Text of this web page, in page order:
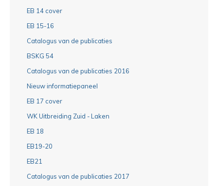
EB 14 cover
EB 15-16
Catalogus van de publicaties
BSKG 54
Catalogus van de publicaties 2016
Nieuw informatiepaneel
EB 17 cover
WK Uitbreiding Zuid - Laken
EB 18
EB19-20
EB21
Catalogus van de publicaties 2017